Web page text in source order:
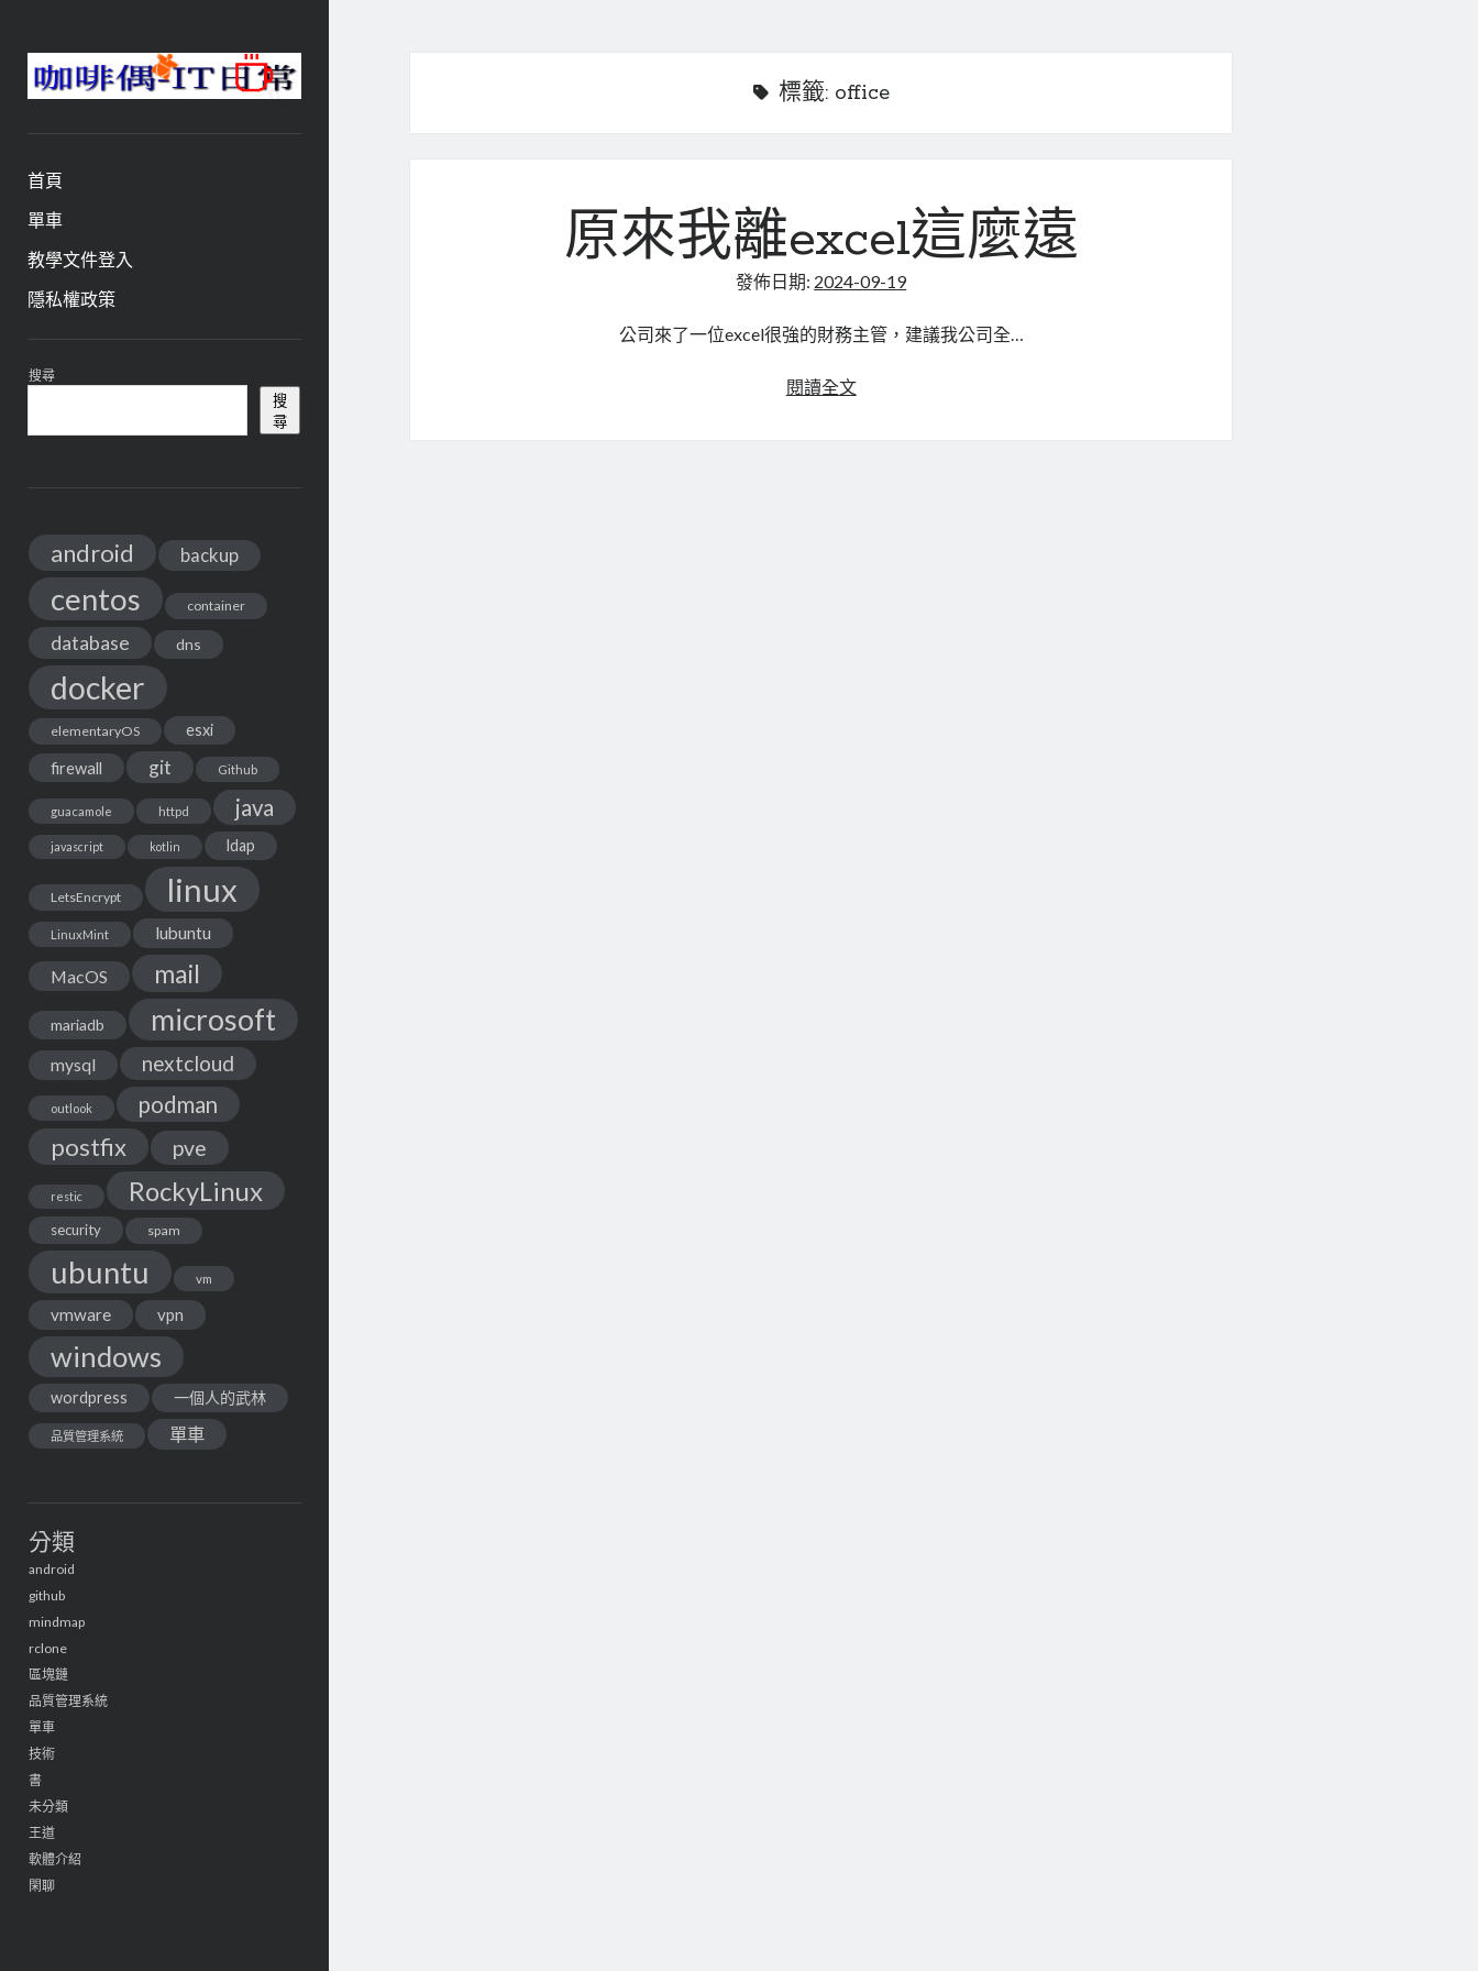
咖
啡
與
IT
日
常
首頁
單車
教學文件登入
隱私權政策
資
訊
欄
搜尋
搜
尋
android backup
centos container
database dns
docker
elementaryOS esxi
firewall git Github
guacamole httpd java
javascript kotlin ldap
LetsEncrypt linux
LinuxMint lubuntu
MacOS mail
mariadb microsoft
mysql nextcloud
outlook podman
postfix pve
restic RockyLinux
security spam
ubuntu vm
vmware vpn
windows
wordpress 一個人的武林
品質管理系統 單車
分類
android
github
mindmap
rclone
區塊鏈
品質管理系統
單車
技術
書
未分類
王道
軟體介紹
閑聊
標籤: office
原來我離excel這麼遠
發佈日期: 2024-09-19
公司來了一位excel很強的財務主管，建議我公司全…
閱讀全文原